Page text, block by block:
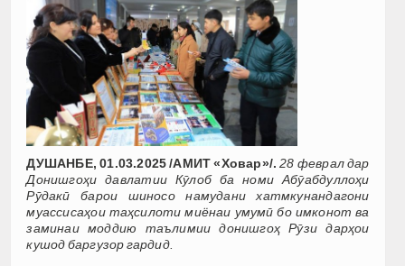
ДУШАНБЕ, 01.03.2025 /АМИТ «Ховар»/. 28 феврал дар
Донишгоҳи давлатии Кӯлоб ба номи Абӯабдуллоҳи
Рӯдакӣ барои шиносо намудани хатмкунандагони
муассисаҳои таҳсилоти миёнаи умумӣ бо имконот ва
заминаи моддию таълимии донишгоҳ Рӯзи дарҳои
кушод баргузор гардид.